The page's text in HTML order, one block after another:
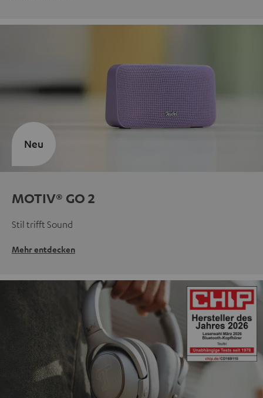
MOTIV® GO 2
Stil trifft Sound
Mehr entdecken
Neu